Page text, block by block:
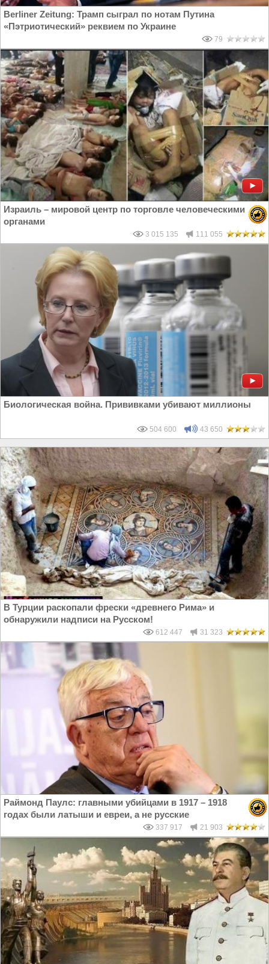
Berliner Zeitung: Трамп сыграл по нотам Путина
«Пэтриотический» реквием по Украине
79
Израиль – мировой центр по торговле человеческими
органами
3 015 135 111 055
Биологическая война. Прививками убивают миллионы
504 600 43 650
В Турции раскопали фрески «древнего Рима» и
обнаружили надписи на Русском!
612 447 31 323
Раймонд Паулс: главными убийцами в 1917 – 1918
годах были латыши и евреи, а не русские
337 917 21 903